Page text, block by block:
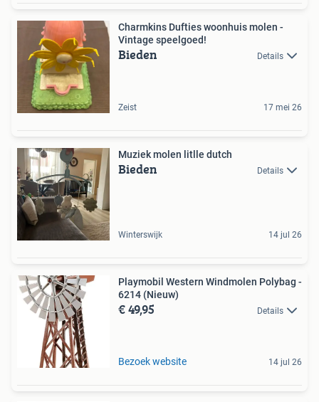
Charmkins Dufties woonhuis molen -
Vintage speelgoed!
Bieden Details
Zeist 17 mei 26
Muziek molen litlle dutch
Bieden Details
Winterswijk 14 jul 26
Playmobil Western Windmolen Polybag -
6214 (Nieuw)
€ 49,95 Details
Bezoek website 14 jul 26